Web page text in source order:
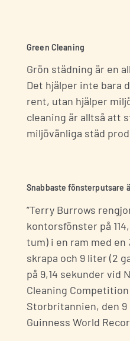
Green Cleaning
Grön städning är en
Det hjälper inte bara
rent, utan hjälper
cleaning är alltså att
miljövänliga städ
Snabbaste fönsterputsare
”Terry Burrows
kontorsfönster på
tum) i en ram med en
skrapa och 9 liter (2
på 9,14 sekunder vid
Cleaning
Storbritannien, den 9
Guinness World